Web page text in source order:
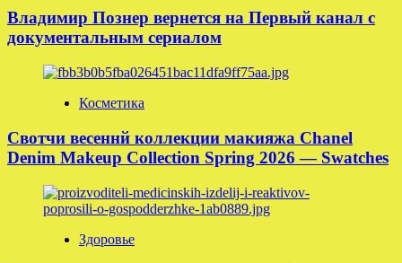
Владимир Познер вернется на Первый канал с
документальным сериалом
Косметика
Свотчи весеннй коллекции макияжа Chanel
Denim Makeup Collection Spring 2026 — Swatches
Здоровье